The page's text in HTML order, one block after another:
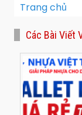
Trang chủ
Các Bài Viết